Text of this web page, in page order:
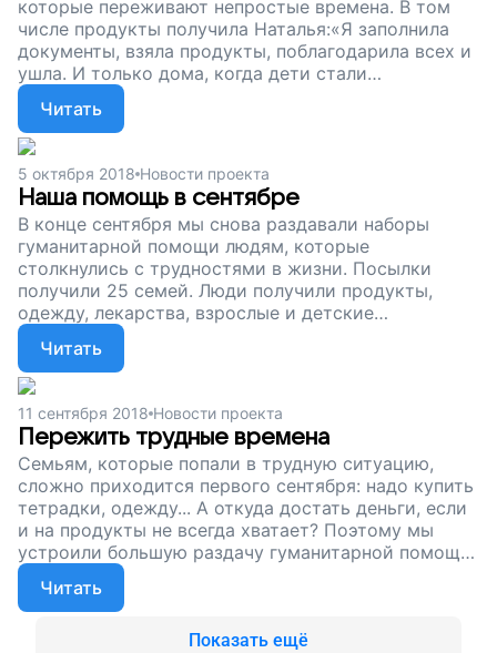
которые переживают непростые времена. В том
числе продукты получила Наталья:«Я заполнила
документы, взяла продукты, поблагодарила всех и
ушла. И только дома, когда дети стали
вытаскивать всё из пакетов, я поразилась, как
много всего нам дали: овощи, мясо, молочные
продукты. Меня переполнило чувство
благодарности». Сейчас мы собираем деньги,
чтобы такие раздачи не прекращались. Помогите
семьям справиться с трудностями, поддержите
наш проект!
Читать
5 октября 2018 Новости проекта
Наша помощь в сентябре
В конце сентября мы снова раздавали наборы
гуманитарной помощи людям, которые
столкнулись с трудностями в жизни. Посылки
получили 25 семей. Люди получили продукты,
одежду, лекарства, взрослые и детские
подгузники и многое другое. Теперь они
продержаться еще минимум месяц. Октябрь
только начался, а мы уже начинаем готовиться к
следующей раздаче. Вы можете помочь семьям,
которые попали в беду, остались без денег, без
работы, пережить непростые времена.
Поддержите наш проект!
Читать
11 сентября 2018 Новости проекта
Пережить трудные времена
Семьям, которые попали в трудную ситуацию,
сложно приходится первого сентября: надо купить
тетрадки, одежду... А откуда достать деньги, если
и на продукты не всегда хватает? Поэтому мы
устроили большую раздачу гуманитарной помощи.
Благодаря вам, семьи получили продукты и все,
что нужно для школы. Теперь у школьников есть
тетрадки и не надо стеснятся одноклассников, а
на столе вечером стоит теплый ужин. Но
Читать
Показать ещё